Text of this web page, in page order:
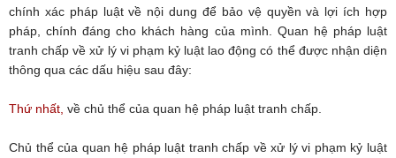
chính xác pháp luật về nội dung để bảo vệ quyền và lợi ích hợp
pháp, chính đáng cho khách hàng của mình. Quan hệ pháp luật
tranh chấp về xử lý vi phạm kỷ luật lao động có thể được nhận diện
thông qua các dấu hiệu sau đây:
Thứ nhất, về chủ thể của quan hệ pháp luật tranh chấp.
Chủ thể của quan hệ pháp luật tranh chấp về xử lý vi phạm kỷ luật